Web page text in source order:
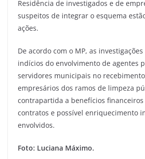
Residência de investigados e de
suspeitos de integrar o esquema
ações.
De acordo com o MP, as
indícios do envolvimento de agentes
servidores municipais no
empresários dos ramos de limpeza
contrapartida a benefícios financeiros
contratos e possível enriquecimento
envolvidos.
Foto: Luciana Máximo.